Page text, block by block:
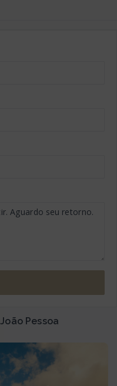
Pessoa